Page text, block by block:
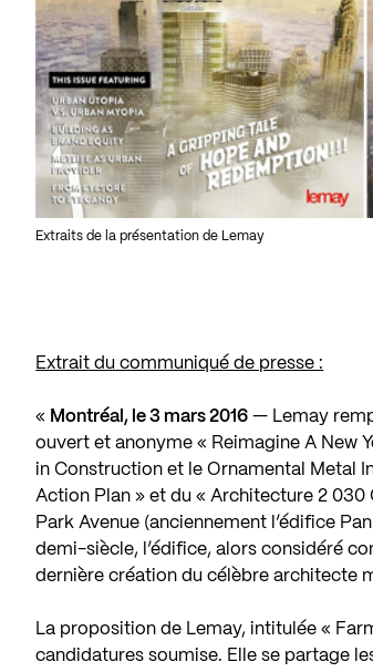
Extraits de la présentation de Lemay
Extrait du communiqué de presse :
« Montréal, le 3 mars 2016 — Lemay
ouvert et anonyme « Reimagine A New
in Construction et le Ornamental Metal
Action Plan » et du « Architecture 2
Park Avenue (anciennement l’édifice
demi-siècle, l’édifice, alors considéré
dernière création du célèbre architecte
La proposition de Lemay, intitulée «
candidatures soumise. Elle se partage